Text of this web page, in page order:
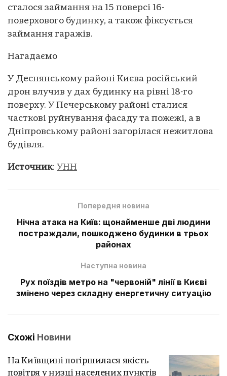
сталося займання на 15 поверсі 16-
поверхового будинку, а також фіксується
займання гаражів.
Нагадаємо
У Деснянському районі Києва російський
дрон влучив у дах будинку на рівні 18-го
поверху. У Печерському районі сталися
часткові руйнування фасаду та пожежі, а в
Дніпровському районі загорілася нежитлова
будівля.
Источник: УНН
Попередня новина
Нічна атака на Київ: щонайменше дві людини
постраждали, пошкоджено будинки в трьох
районах
Наступна новина
Рух поїздів метро на "червоній" лінії в Києві
змінено через складну енергетичну ситуацію
Схожі Новини
На Київщині погіршилася якість
повітря у низці населених пунктів